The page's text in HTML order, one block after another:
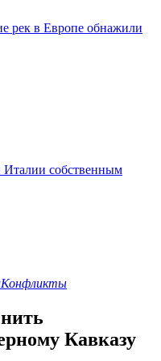
рек в Европе обнажили
Италии собственным
Конфликты
Кавказу